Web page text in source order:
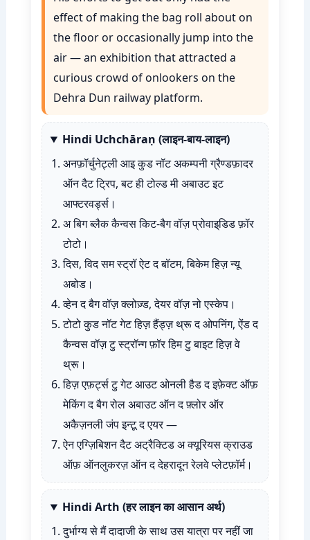
effect of making the bag roll about on
the floor or occasionally jump into the
air — an exhibition that attracted a
curious crowd of onlookers on the
Dehra Dun railway platform.
Hindi Uchchāraṇ (लाइन-बाय-लाइन)
अनफ़ॉर्चुनेट्ली आइ कुड नॉट अकम्पनी ग्रैण्डफ़ादर
ऑन दैट ट्रिप, बट ही टोल्ड मी अबाउट इट
आफ्टरवर्ड्स।
अ बिग ब्लैक कैन्वस किट-बैग वॉज़ प्रोवाइ्डिड फ़ॉर
टोटो।
दिस, विद सम स्ट्रॉ ऐट द बॉटम, बिकेम हिज़ न्यू
अबोड।
व्हेन द बैग वॉज़ क्लोज़्ड, देयर वॉज़ नो एस्केप।
टोटो कुड नॉट गेट हिज़ हैंड्ज़ थ्रू द ओपनिंग, ऐंड द
कैन्वस वॉज़ टु स्ट्रॉन्ग फ़ॉर हिम टु बाइट हिज़ वे
थ्रू।
हिज़ एफ़र्ट्स टु गेट आउट ओनली हैड द इफ़ेक्ट ऑफ़
मेकिंग द बैग रोल अबाउट ऑन द फ़्लोर ऑर
अकैज़नली जंप इन्टू द एयर —
ऐन एग्ज़िबिशन दैट अट्रैक्टिड अ क्यूरियस क्राउड
ऑफ़ ऑनलुकरज़ ऑन द देहरादून रेलवे प्लेटफ़ॉर्म।
Hindi Arth (हर लाइन का आसान अर्थ)
दुर्भाग्य से मैं दादाजी के साथ उस यात्रा पर नहीं जा